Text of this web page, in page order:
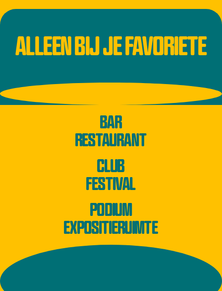
ALLEEN BIJ JE FAVORIETE
BAR
RESTAURANT
CLUB
FESTIVAL
PODIUM
EXPOSITIERUIMTE